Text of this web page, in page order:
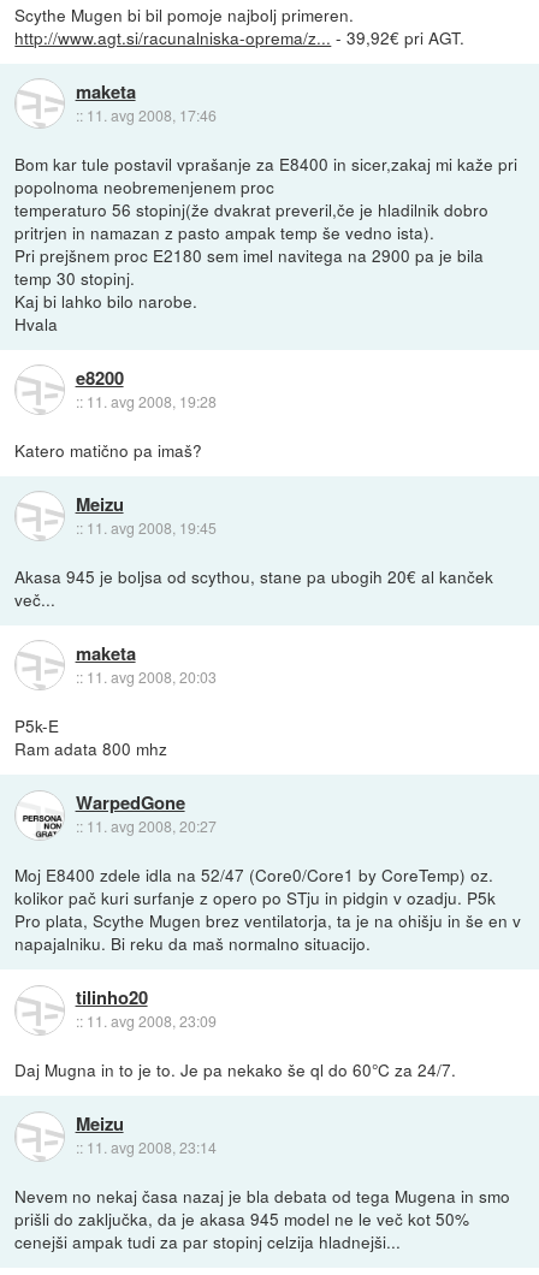
Scythe Mugen bi bil pomoje najbolj primeren.
http://www.agt.si/racunalniska-oprema/z... - 39,92€ pri AGT.
maketa
:: 11. avg 2008, 17:46
Bom kar tule postavil vprašanje za E8400 in sicer,zakaj mi kaže pri
popolnoma neobremenjenem proc
temperaturo 56 stopinj(že dvakrat preveril,če je hladilnik dobro
pritrjen in namazan z pasto ampak temp še vedno ista).
Pri prejšnem proc E2180 sem imel navitega na 2900 pa je bila
temp 30 stopinj.
Kaj bi lahko bilo narobe.
Hvala
e8200
:: 11. avg 2008, 19:28
Katero matično pa imaš?
Meizu
:: 11. avg 2008, 19:45
Akasa 945 je boljsa od scythou, stane pa ubogih 20€ al kanček
več...
maketa
:: 11. avg 2008, 20:03
P5k-E
Ram adata 800 mhz
WarpedGone
:: 11. avg 2008, 20:27
Moj E8400 zdele idla na 52/47 (Core0/Core1 by CoreTemp) oz.
kolikor pač kuri surfanje z opero po STju in pidgin v ozadju. P5k
Pro plata, Scythe Mugen brez ventilatorja, ta je na ohišju in še en v
napajalniku. Bi reku da maš normalno situacijo.
tilinho20
:: 11. avg 2008, 23:09
Daj Mugna in to je to. Je pa nekako še ql do 60°C za 24/7.
Meizu
:: 11. avg 2008, 23:14
Nevem no nekaj časa nazaj je bla debata od tega Mugena in smo
prišli do zaključka, da je akasa 945 model ne le več kot 50%
cenejši ampak tudi za par stopinj celzija hladnejši...